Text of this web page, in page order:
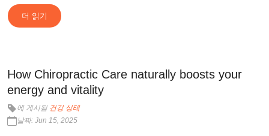
더 읽기
How Chiropractic Care naturally boosts your
energy and vitality
에 게시됨 건강 상태
날짜: Jun 15, 2025